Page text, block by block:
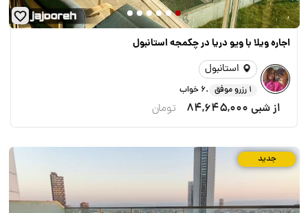
اجاره ویلا با ویو دریا در چکمجه استانبول
استانبول
1 رزرو موفق .6 خواب
از شبی 84,645,000 تومان
جدید